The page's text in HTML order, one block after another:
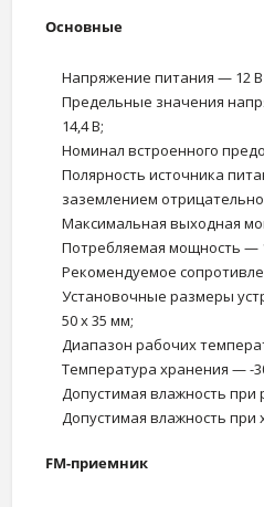
Основные
Напряжение питания — 12 В
Предельные значения
14,4 В;
Номинал встроенного
Полярность источника
заземлением
Максимальная выходная
Потребляемая мощность —
Рекомендуемое
Установочные размеры
50 x 35 мм;
Диапазон рабочих
Температура хранения — -
Допустимая влажность при
Допустимая влажность при
FM-приемник